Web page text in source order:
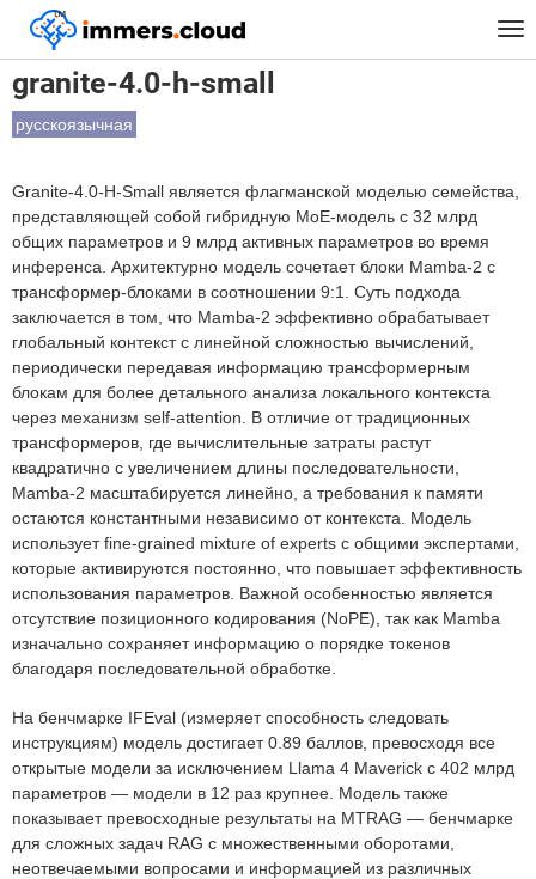
™
Главная Модели granite-4.0-h-small
granite-4.0-h-small
русскоязычная
Granite-4.0-H-Small является флагманской моделью семейства,
представляющей собой гибридную MoE-модель с 32 млрд
общих параметров и 9 млрд активных параметров во время
инференса. Архитектурно модель сочетает блоки Mamba-2 с
трансформер-блоками в соотношении 9:1. Суть подхода
заключается в том, что Mamba-2 эффективно обрабатывает
глобальный контекст с линейной сложностью вычислений,
периодически передавая информацию трансформерным
блокам для более детального анализа локального контекста
через механизм self-attention. В отличие от традиционных
трансформеров, где вычислительные затраты растут
квадратично с увеличением длины последовательности,
Mamba-2 масштабируется линейно, а требования к памяти
остаются константными независимо от контекста. Модель
использует fine-grained mixture of experts с общими экспертами,
которые активируются постоянно, что повышает эффективность
использования параметров. Важной особенностью является
отсутствие позиционного кодирования (NoPE), так как Mamba
изначально сохраняет информацию о порядке токенов
благодаря последовательной обработке.
На бенчмарке IFEval (измеряет способность следовать
инструкциям) модель достигает 0.89 баллов, превосходя все
открытые модели за исключением Llama 4 Maverick с 402 млрд
параметров — модели в 12 раз крупнее. Модель также
показывает превосходные результаты на MTRAG — бенчмарке
для сложных задач RAG с множественными оборотами,
неотвечаемыми вопросами и информацией из различных